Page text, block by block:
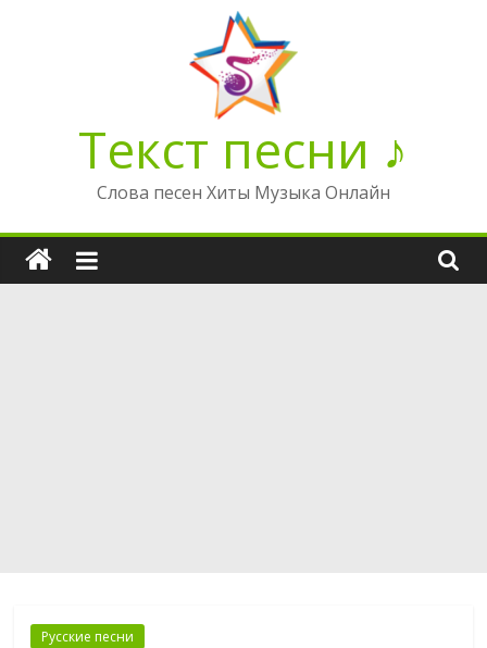
Текст песни ♪
Слова песен Хиты Музыка Онлайн
Русские песни